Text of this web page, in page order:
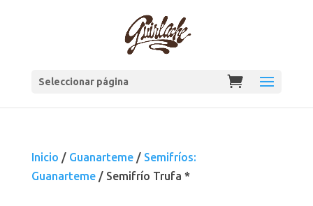
Seleccionar página
Inicio / Guanarteme/ Semifríos:
Guanarteme/ Semifrío Trufa *